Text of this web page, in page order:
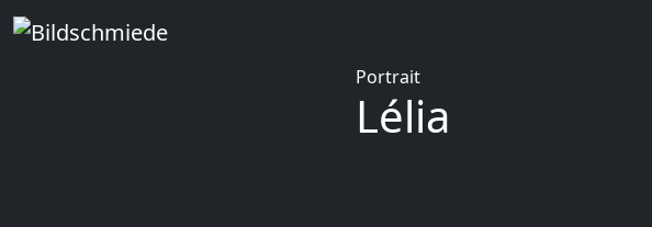
Portrait
Lélia